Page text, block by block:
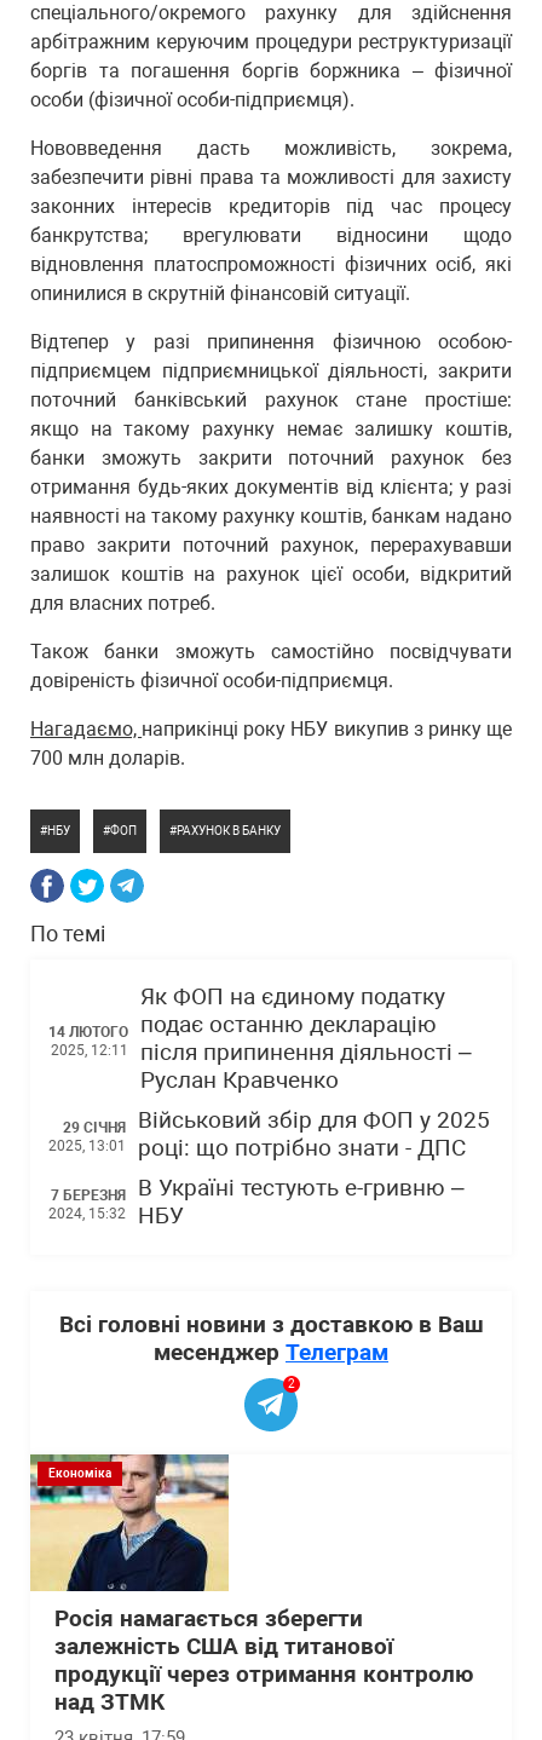
спеціального/окремого рахунку для здійснення
арбітражним керуючим процедури реструктуризації
боргів та погашення боргів боржника – фізичної
особи (фізичної особи-підприємця).
Нововведення дасть можливість, зокрема,
забезпечити рівні права та можливості для захисту
законних інтересів кредиторів під час процесу
банкрутства; врегулювати відносини щодо
відновлення платоспроможності фізичних осіб, які
опинилися в скрутній фінансовій ситуації.
Відтепер у разі припинення фізичною особою-
підприємцем підприємницької діяльності, закрити
поточний банківський рахунок стане простіше:
якщо на такому рахунку немає залишку коштів,
банки зможуть закрити поточний рахунок без
отримання будь-яких документів від клієнта; у разі
наявності на такому рахунку коштів, банкам надано
право закрити поточний рахунок, перерахувавши
залишок коштів на рахунок цієї особи, відкритий
для власних потреб.
Також банки зможуть самостійно посвідчувати
довіреність фізичної особи-підприємця.
Нагадаємо, наприкінці року НБУ викупив з ринку ще
700 млн доларів.
НБУ ФОП РАХУНОК В БАНКУ
По темі
14 ЛЮТОГО
2025, 12:11
Як ФОП на єдиному податку
подає останню декларацію
після припинення діяльності –
Руслан Кравченко
29 СІЧНЯ
2025, 13:01
Військовий збір для ФОП у 2025
році: що потрібно знати - ДПС
7 БЕРЕЗНЯ
2024, 15:32
В Україні тестують е-гривню –
НБУ
Всі головні новини з доставкою в Ваш
месенджер Телеграм
2
Економіка
Росія намагається зберегти
залежність США від титанової
продукції через отримання контролю
над ЗТМК